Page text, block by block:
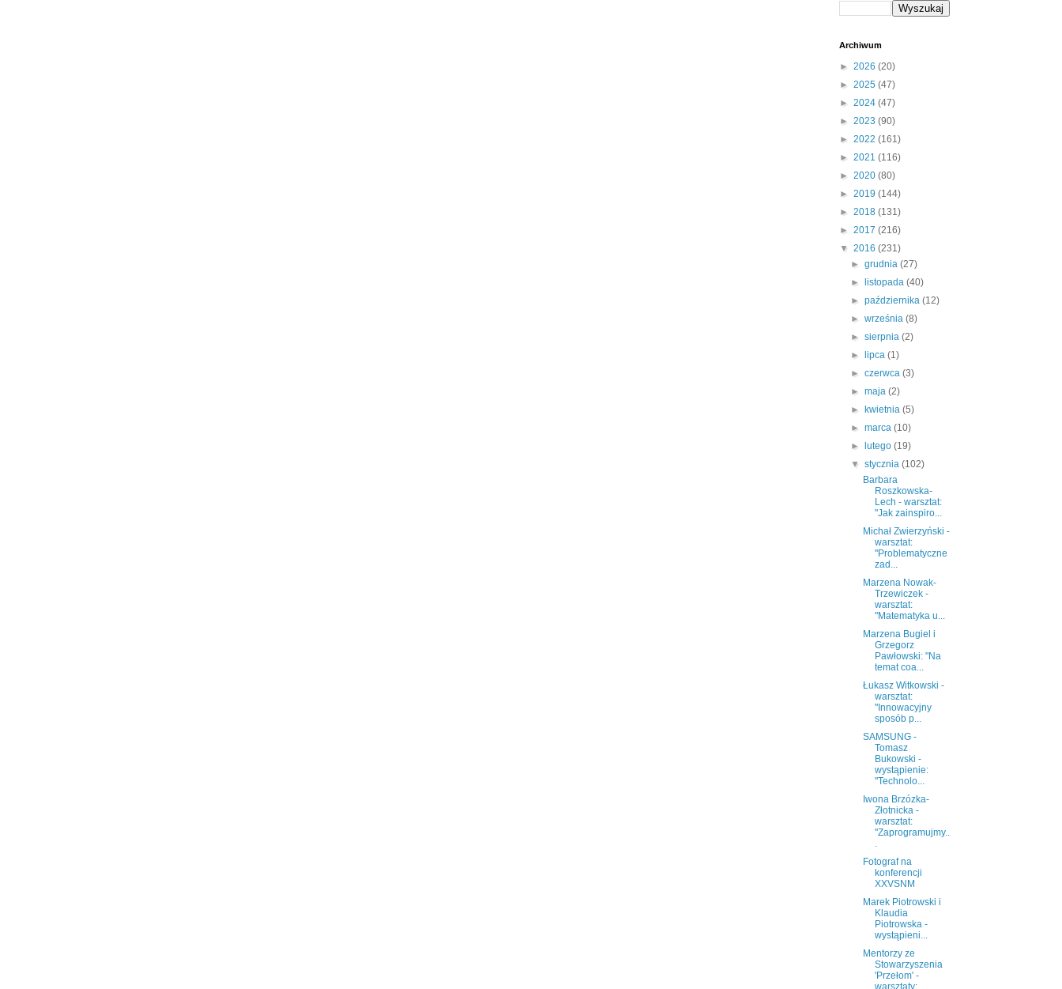
Archiwum
► 2026 (20)
► 2025 (47)
► 2024 (47)
► 2023 (90)
► 2022 (161)
► 2021 (116)
► 2020 (80)
► 2019 (144)
► 2018 (131)
► 2017 (216)
▼ 2016 (231)
►grudnia(27)
►
listopada(40)
►października(12)
►września(8)
►sierpnia(2)
►
lipca(1)
►czerwca(3)
►maja(2)
►
kwietnia(5)
►marca(10)
►
lutego(19)
▼stycznia(102)
Barbara
Roszkowska-
Lech - warsztat:
"Jak zainspiro...
Michał Zwierzyński -
warsztat:
"Problematyczne
zad...
Marzena Nowak-
Trzewiczek -
warsztat:
"Matematyka u...
Marzena Bugiel i
Grzegorz
Pawłowski: "Na
temat coa...
Łukasz Witkowski -
warsztat:
"Innowacyjny
sposób p...
SAMSUNG -
Tomasz
Bukowski -
wystąpienie:
"Technolo...
Iwona Brzózka-
Złotnicka -
warsztat:
"Zaprogramujmy..
.
Fotograf na
konferencji
XXVSNM
Marek Piotrowski i
Klaudia
Piotrowska -
wystąpieni...
Mentorzy ze
Stowarzyszenia
'Przełom' -